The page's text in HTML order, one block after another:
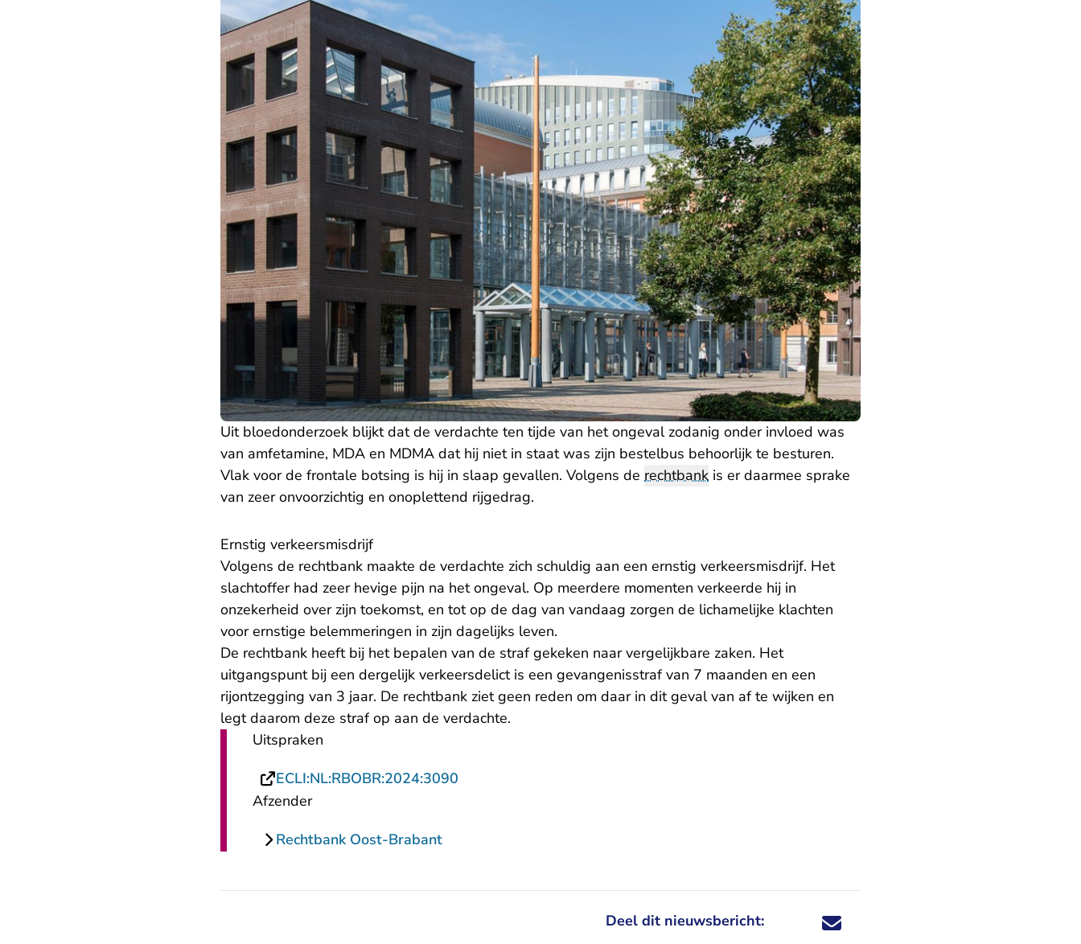
Uit bloedonderzoek blijkt dat de verdachte ten tijde van het ongeval zodanig onder invloed was
van amfetamine, MDA en MDMA dat hij niet in staat was zijn bestelbus behoorlijk te besturen.
Vlak voor de frontale botsing is hij in slaap gevallen. Volgens de rechtbank is er daarmee sprake
van zeer onvoorzichtig en onoplettend rijgedrag.
Ernstig verkeersmisdrijf
Volgens de rechtbank maakte de verdachte zich schuldig aan een ernstig verkeersmisdrijf. Het
slachtoffer had zeer hevige pijn na het ongeval. Op meerdere momenten verkeerde hij in
onzekerheid over zijn toekomst, en tot op de dag van vandaag zorgen de lichamelijke klachten
voor ernstige belemmeringen in zijn dagelijks leven.
De rechtbank heeft bij het bepalen van de straf gekeken naar vergelijkbare zaken. Het
uitgangspunt bij een dergelijk verkeersdelict is een gevangenisstraf van 7 maanden en een
rijontzegging van 3 jaar. De rechtbank ziet geen reden om daar in dit geval van af te wijken en
legt daarom deze straf op aan de verdachte.
Uitspraken
ECLI:NL:RBOBR:2024:3090
Afzender
Rechtbank Oost-Brabant
Deel dit nieuwsbericht: Deel dit nieuwsbericht via X - U verlaat
Deel dit nieuwsbericht via Facebook - U
Deel dit nieuwsbericht via e-mail
Deel dit nieuwsbericht via LinkedIn - U